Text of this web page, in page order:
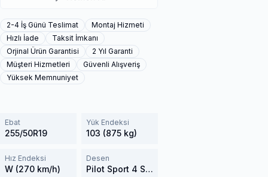
2-4 İş Günü Teslimat
Montaj Hizmeti
Hızlı İade
Taksit İmkanı
Orjinal Ürün Garantisi
2 Yıl Garanti
Müşteri Hizmetleri
Güvenli Alışveriş
Yüksek Memnuniyet
Ebat
255/50R19
Yük Endeksi
103 (875 kg)
Hız Endeksi
W (270 km/h)
Desen
Pilot Sport 4 SUV